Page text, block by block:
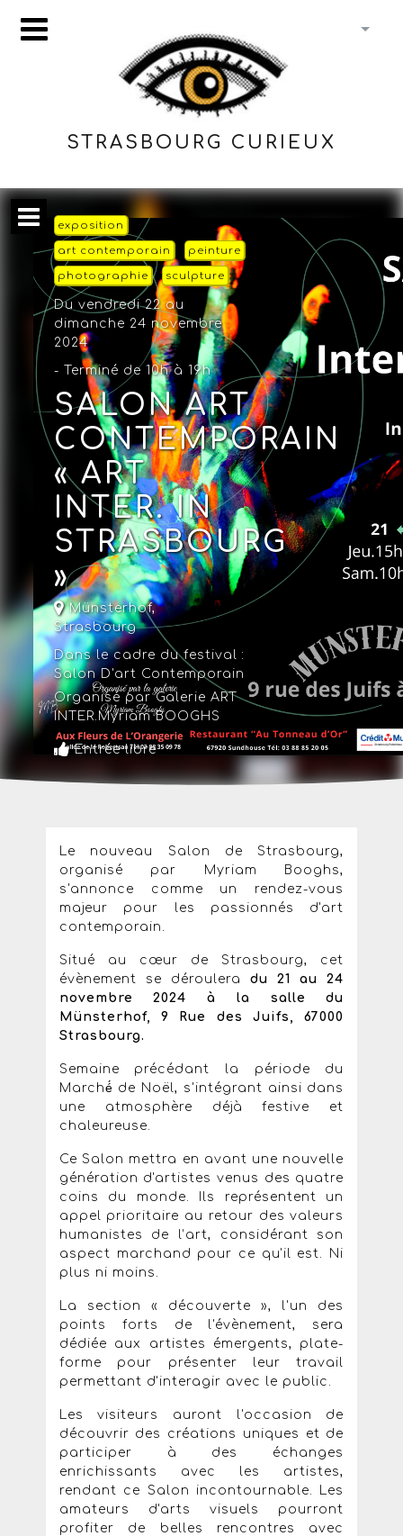
STRASBOURG CURIEUX
exposition
art contemporain peinture
photographie sculpture
Du vendredi 22 au
dimanche 24 novembre
2024
- Terminé de 10h à 19h
SALON ART
CONTEMPORAIN
« ART
INTER. IN
STRASBOURG
»
Münsterhof,
Strasbourg
Dans le cadre du festival :
Salon D'art Contemporain
Organisé par Galerie ART
INTER.Myriam BOOGHS
Entrée libre
Le nouveau Salon de Strasbourg,
organisé par Myriam Booghs,
s'annonce comme un rendez-vous
majeur pour les passionnés d'art
contemporain.
Situé au cœur de Strasbourg, cet
évènement se déroulera
du 21 au 24
novembre 2024 à la salle du
Münsterhof, 9 Rue des Juifs, 67000
Strasbourg.
Semaine précédant la période du
Marché́ de Noël, s'intégrant ainsi dans
une atmosphère déjà festive et
chaleureuse.
Ce Salon mettra en avant une nouvelle
génération d'artistes venus des quatre
coins du monde. Ils représentent un
appel prioritaire au retour des valeurs
humanistes de l’art, considérant son
aspect marchand pour ce qu'il est. Ni
plus ni moins.
La section « découverte », l'un des
points forts de l'évènement, sera
dédiée aux artistes émergents, plate-
forme pour présenter leur travail
permettant d'interagir avec le public.
Les visiteurs auront l'occasion de
découvrir des créations uniques et de
participer à des échanges
enrichissants avec les artistes,
rendant ce Salon incontournable. Les
amateurs d'arts visuels pourront
profiter de belles rencontres avec